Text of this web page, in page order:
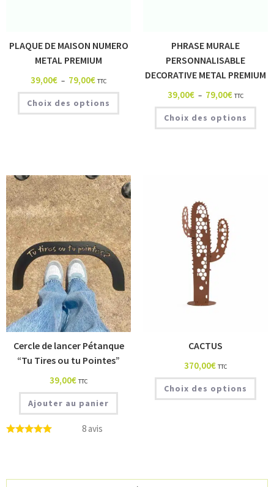
PLAQUE DE MAISON NUMERO
METAL PREMIUM
39,00€ – 79,00€ TTC
Choix des options
PHRASE MURALE
PERSONNALISABLE
DECORATIVE METAL PREMIUM
39,00€ – 79,00€ TTC
Choix des options
8 avis
Cercle de lancer Pétanque
“Tu Tires ou tu Pointes”
39,00€ TTC
Ajouter au panier
CACTUS
370,00€ TTC
Choix des options